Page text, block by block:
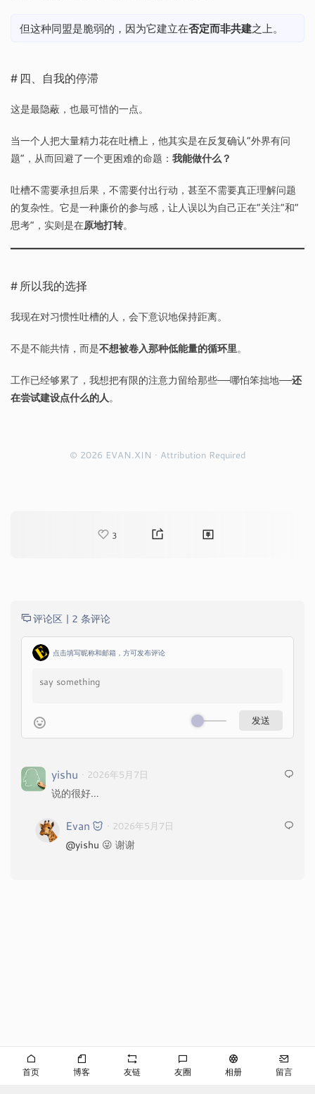
但这种同盟是脆弱的，因为它建立在否定而非共建之上。
四、自我的停滞
这是最隐蔽，也最可惜的一点。
当一个人把大量精力花在吐槽上，他其实是在反复确认”外界有问
题”，从而回避了一个更困难的命题： 我能做什么？
吐槽不需要承担后果，不需要付出行动，甚至不需要真正理解问题
的复杂性。它是一种廉价的参与感，让人误以为自己正在”关注”和”
思考”，实则是在原地打转。
所以我的选择
我现在对习惯性吐槽的人，会下意识地保持距离。
不是不能共情，而是不想被卷入那种低能量的循环里。
工作已经够累了，我想把有限的注意力留给那些——哪怕笨拙地——还
在尝试建设点什么的人。
© 2026 EVAN.XIN · Attribution Required
3
评论区 | 2 条评论
点击填写昵称和邮箱，方可发布评论
yishu · 2026年5月7日
说的很好…
Evan · 2026年5月7日
@yishu 😜 谢谢
首页 博客 友链 友圈 相册 留言